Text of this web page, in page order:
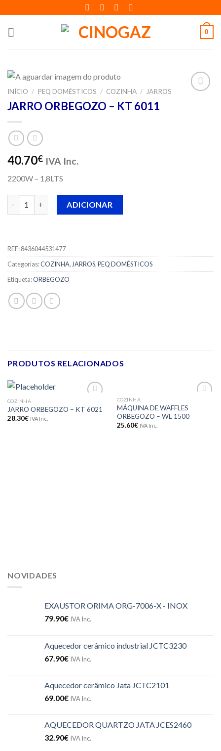
to
content
0
INÍCIO / PEQ DOMÉSTICOS / COZINHA / JARROS
JARRO ORBEGOZO – KT 6011
40.70€ IVA Inc.
2200W – 1,8LTS
ADICIONAR
REF:8436044531477
Categorias:COZINHA, JARROS,PEQ DOMÉSTICOS
Etiqueta:ORBEGOZO
PRODUTOS RELACIONADOS
aos meus
COZINHA
JARRO ORBEGOZO – KT 6021
28.30€ IVA Inc.
aos meus
desejos
COZINHA
MÁQUINA DE WAFFLES
ORBEGOZO – WL 1500
25.60€ IVA Inc.
NOVIDADES
EXAUSTOR ORIMA ORG-7006-X - INOX
79.90€ IVA Inc.
Aquecedor cerâmico industrial JCTC3230
67.90€ IVA Inc.
Aquecedor cerâmico Jata JCTC2101
69.00€ IVA Inc.
AQUECEDOR QUARTZO JATA JCES2460
32.90€ IVA Inc.